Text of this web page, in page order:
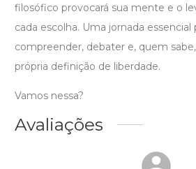
filosófico provocará sua mente e o
cada escolha. Uma jornada essencial
compreender, debater e, quem
própria definição de liberdade.
Vamos nessa?
Avaliações